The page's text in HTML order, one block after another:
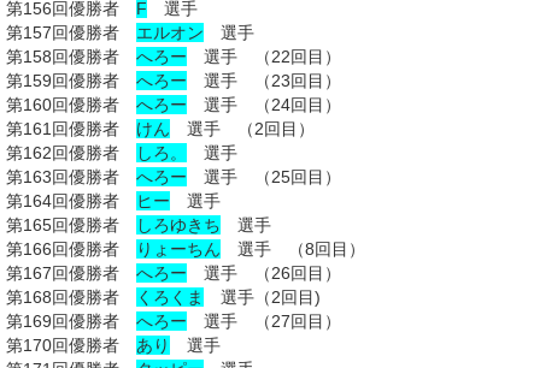
第156回優勝者 F 選手
第157回優勝者 エルオン 選手
第158回優勝者 へろー 選手 （22回目）
第159回優勝者 へろー 選手 （23回目）
第160回優勝者 へろー 選手 （24回目）
第161回優勝者 けん 選手 （2回目）
第162回優勝者
しろ。
選手
第163回優勝者 へろー 選手 （25回目）
第164回優勝者 ヒー 選手
第165回優勝者
しろゆきち 選手
第166回優勝者
りょーちん 選手 （8回目）
第167回優勝者 へろー 選手 （26回目）
第168回優勝者
くろくま
選手（2回目)
第169回優勝者 へろー 選手 （27回目）
第170回優勝者 あり
選手